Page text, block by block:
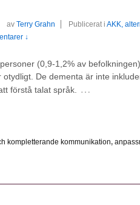
av Terry Grahn Publicerat i AKK,
↓
(0,9-1,2% av
De dementa är inte
förstå talat språk.
…
kompletterande kommunikation,